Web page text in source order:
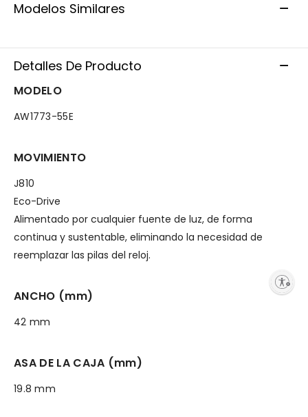
Modelos Similares
Detalles De Producto
MODELO
AW1773-55E
MOVIMIENTO
J810
Eco-Drive
Alimentado por cualquier fuente de luz, de forma
continua y sustentable, eliminando la necesidad de
reemplazar las pilas del reloj.
ANCHO (mm)
42 mm
ASA DE LA CAJA (mm)
19.8 mm